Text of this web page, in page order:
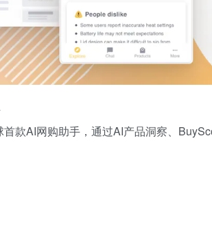
首款AI网购助手，通过AI产品洞察、